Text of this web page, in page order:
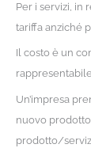
Per i servizi, in
tariffa anziché
Il costo è un
Un’impresa
nuovo
prodotto/